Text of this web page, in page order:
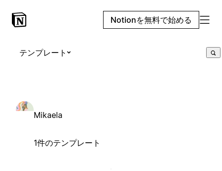
Notionを無料で始める
テンプレート
Mikaela
1件のテンプレート